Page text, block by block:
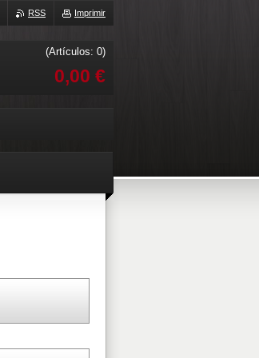
Imprimir
RSS
(Artículos: 0)
0,00 €